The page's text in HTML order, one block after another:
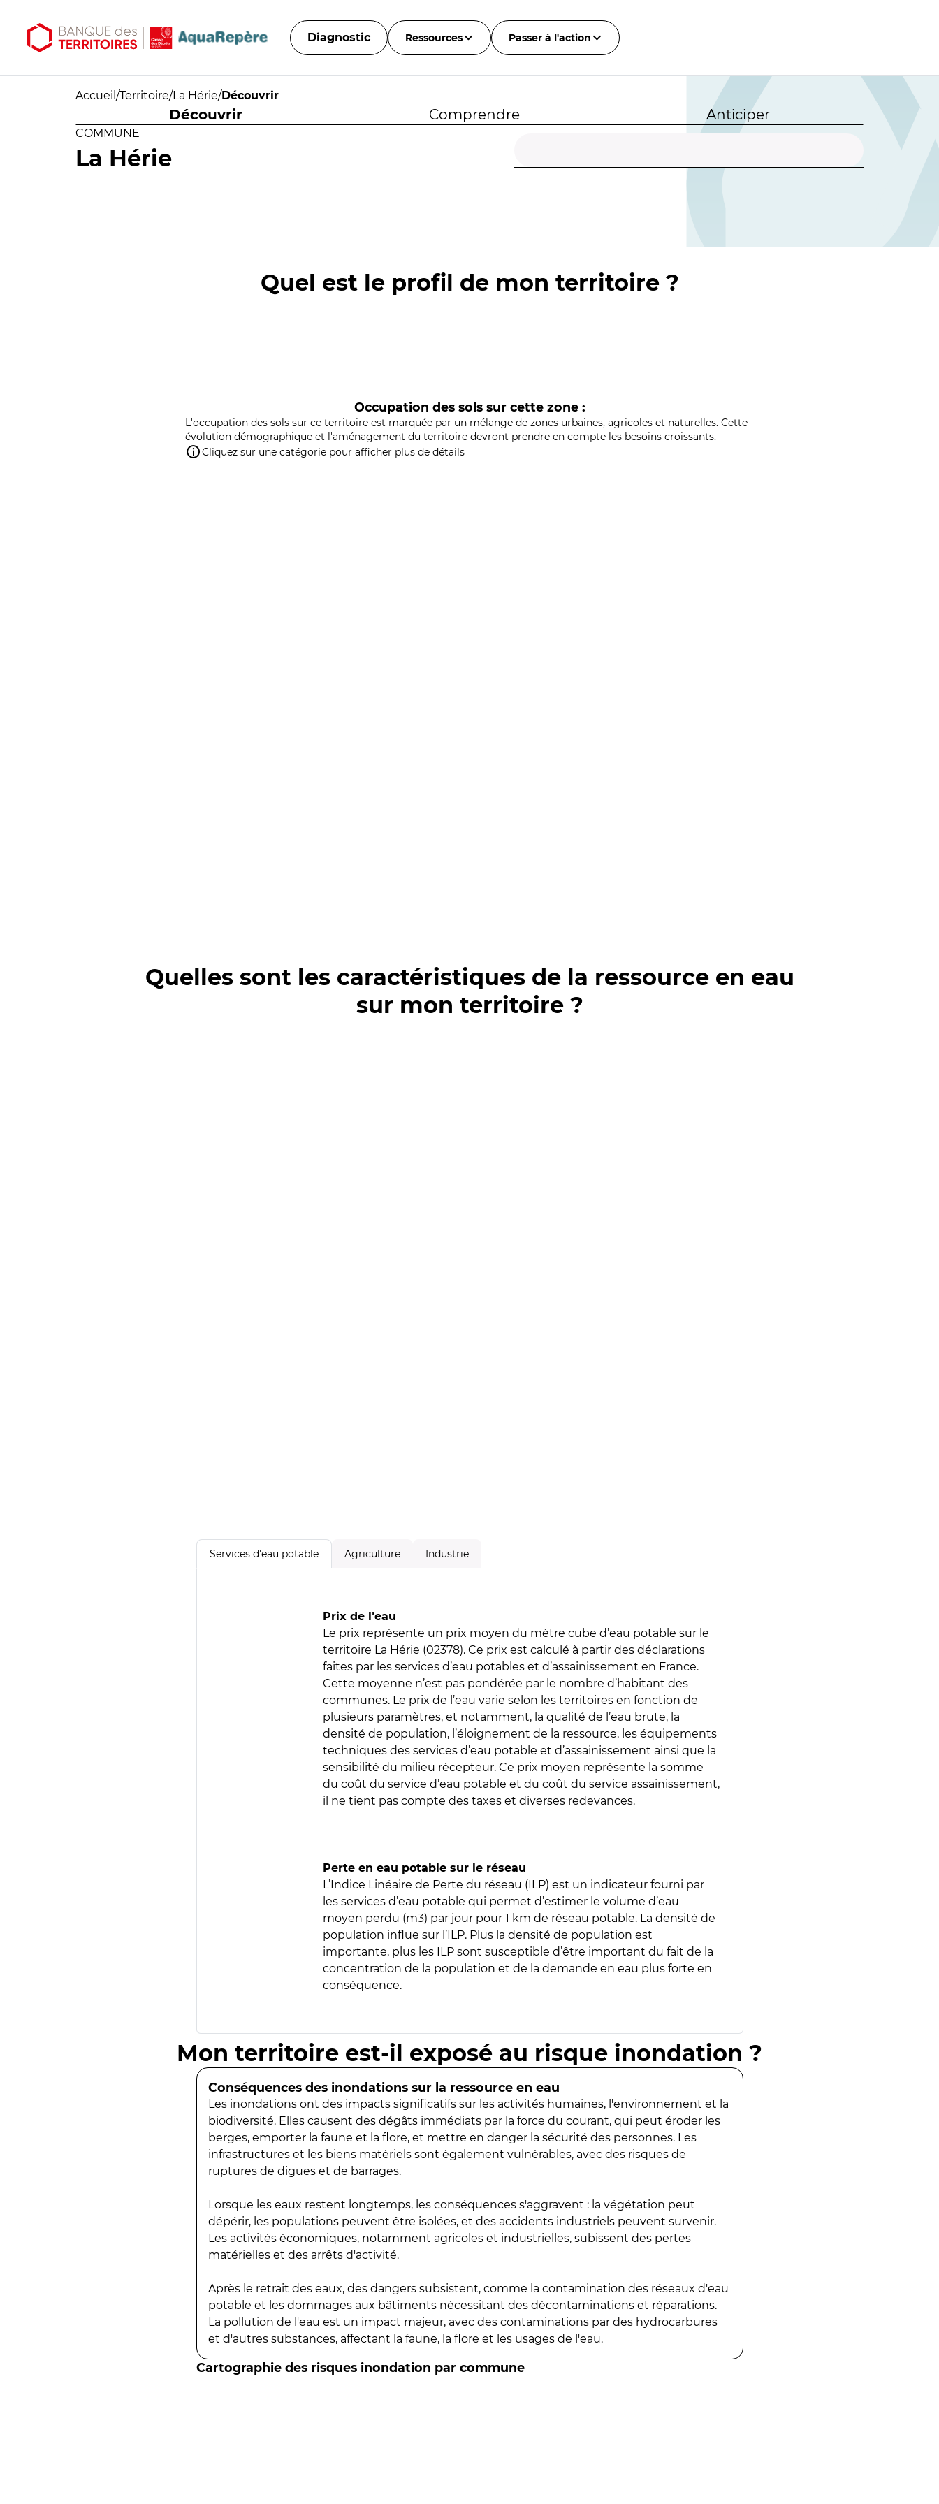
Diagnostic Ressources Passer à l'action
Accueil /Territoire/La Hérie/Découvrir
Découvrir Comprendre Anticiper
COMMUNE
La Hérie
Quel est le profil de mon territoire ?
Occupation des sols sur cette zone :
L'occupation des sols sur ce territoire est marquée par un mélange de zones urbaines, agricoles et naturelles. Cette
évolution démographique et l'aménagement du territoire devront prendre en compte les besoins croissants.
Cliquez sur une catégorie pour afficher plus de détails
Quelles sont les caractéristiques de la ressource en eau
sur mon territoire ?
Services d'eau potable Agriculture Industrie
Prix de l’eau
Le prix représente un prix moyen du mètre cube d’eau potable sur le
territoire La Hérie (02378). Ce prix est calculé à partir des déclarations
faites par les services d’eau potables et d’assainissement en France.
Cette moyenne n’est pas pondérée par le nombre d’habitant des
communes. Le prix de l’eau varie selon les territoires en fonction de
plusieurs paramètres, et notamment, la qualité de l’eau brute, la
densité de population, l’éloignement de la ressource, les équipements
techniques des services d’eau potable et d’assainissement ainsi que la
sensibilité du milieu récepteur. Ce prix moyen représente la somme
du coût du service d’eau potable et du coût du service assainissement,
il ne tient pas compte des taxes et diverses redevances.
Perte en eau potable sur le réseau
L’Indice Linéaire de Perte du réseau (ILP) est un indicateur fourni par
les services d’eau potable qui permet d’estimer le volume d’eau
moyen perdu (m3) par jour pour 1 km de réseau potable. La densité de
population influe sur l’ILP. Plus la densité de population est
importante, plus les ILP sont susceptible d’être important du fait de la
concentration de la population et de la demande en eau plus forte en
conséquence.
Mon territoire est-il exposé au risque inondation ?
Conséquences des inondations sur la ressource en eau
Les inondations ont des impacts significatifs sur les activités humaines, l'environnement et la
biodiversité. Elles causent des dégâts immédiats par la force du courant, qui peut éroder les
berges, emporter la faune et la flore, et mettre en danger la sécurité des personnes. Les
infrastructures et les biens matériels sont également vulnérables, avec des risques de
ruptures de digues et de barrages.
Lorsque les eaux restent longtemps, les conséquences s'aggravent : la végétation peut
dépérir, les populations peuvent être isolées, et des accidents industriels peuvent survenir.
Les activités économiques, notamment agricoles et industrielles, subissent des pertes
matérielles et des arrêts d'activité.
Après le retrait des eaux, des dangers subsistent, comme la contamination des réseaux d'eau
potable et les dommages aux bâtiments nécessitant des décontaminations et réparations.
La pollution de l'eau est un impact majeur, avec des contaminations par des hydrocarbures
et d'autres substances, affectant la faune, la flore et les usages de l'eau.
Cartographie des risques inondation par commune